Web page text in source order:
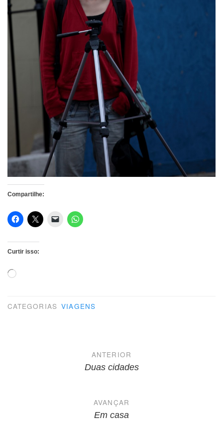
Compartilhe:
Curtir isso:
Carregando...
CATEGORIAS VIAGENS
NavegaçãoANTERIOR
Duas cidades
AVANÇAR
Em casa